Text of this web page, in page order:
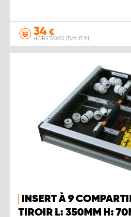
34 €
HORS TAXES (TVA 17 %)
INSERT À 9
TIROIR L: 350MM H: